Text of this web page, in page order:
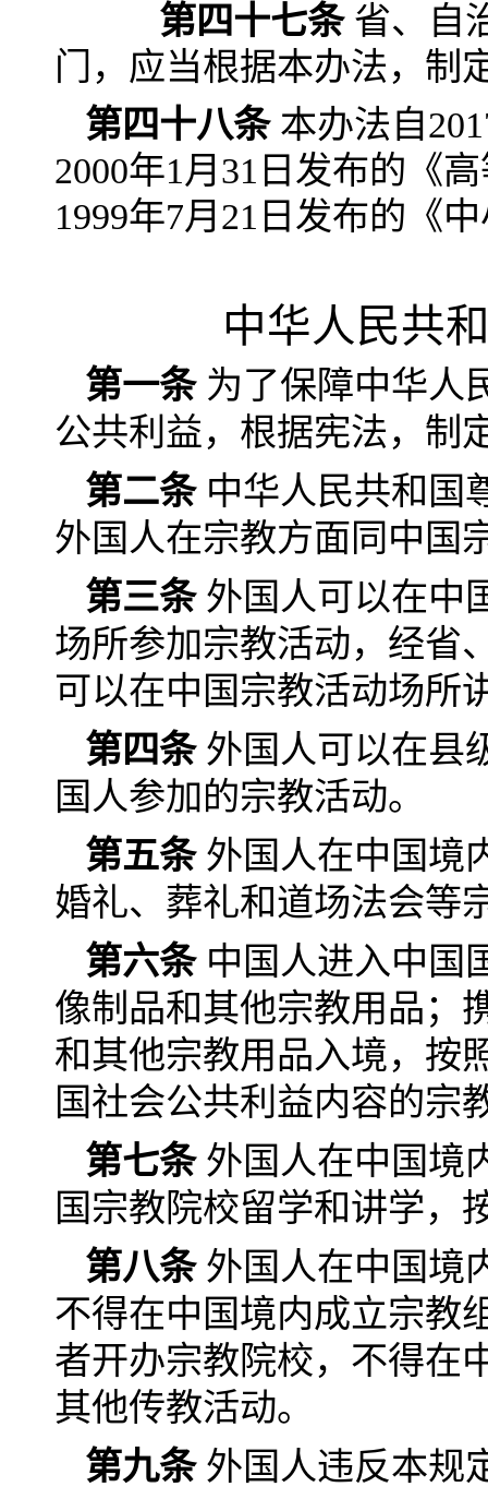
第四十七条 省、自
门，应当根据本办法，制
第四十八条本办法自
2000年1月31日发布的《
1999年7月21日发布的《
中华人民共
第一条 为了保障中华人
公共利益，根据宪法，制
第二条 中华人民共和国
外国人在宗教方面同中国
第三条 外国人可以在中
场所参加宗教活动，经省
可以在中国宗教活动场所
第四条 外国人可以在县
国人参加的宗教活动。
第五条 外国人在中国境
婚礼、葬礼和道场法会等
第六条中国人进入中国
像制品和其他宗教用品；
和其他宗教用品入境，按
国社会公共利益内容的宗
第七条外国人在中国境
国宗教院校留学和讲学，
第八条外国人在中国境
不得在中国境内成立宗教
者开办宗教院校，不得在
其他传教活动。
第九条外国人违反本规